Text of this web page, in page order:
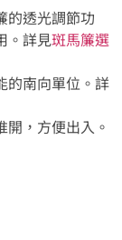
的透光調節功
。詳見斑馬簾選
的南向單位。詳
開，方便出入。